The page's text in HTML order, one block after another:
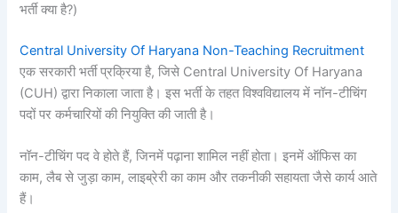
भर्ती क्या है?)
Central University Of Haryana Non-Teaching Recruitment
एक सरकारी भर्ती प्रक्रिया है, जिसे Central University Of Haryana
(CUH) द्वारा निकाला जाता है। इस भर्ती के तहत विश्वविद्यालय में नॉन-टीचिंग
पदों पर कर्मचारियों की नियुक्ति की जाती है।
नॉन-टीचिंग पद वे होते हैं, जिनमें पढ़ाना शामिल नहीं होता। इनमें ऑफिस का
काम, लैब से जुड़ा काम, लाइब्रेरी का काम और तकनीकी सहायता जैसे कार्य आते
हैं।